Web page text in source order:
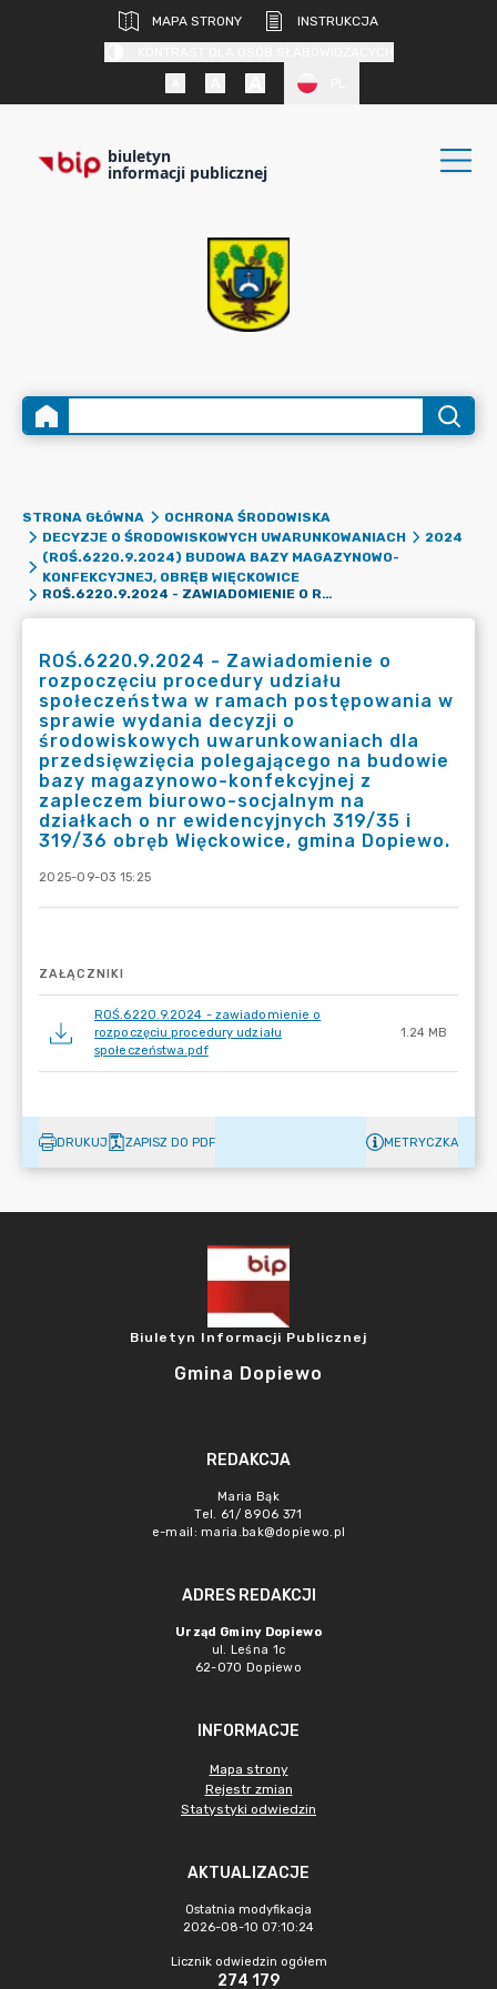
MAPA STRONY
INSTRUKCJA
biuletyn
informacji publicznej
STRONA GŁÓWNA
OCHRONA ŚRODOWISKA
DECYZJE O ŚRODOWISKOWYCH UWARUNKOWANIACH
2024
(ROŚ.6220.9.2024) BUDOWA BAZY MAGAZYNOWO-
KONFEKCYJNEJ, OBRĘB WIĘCKOWICE
ROŚ.6220.9.2024 - ZAWIADOMIENIE O ROZPOCZĘCIU PROCEDURY UDZIAŁU SPOŁECZEŃSTWA W RAMACH POSTĘPOWANIA W SPRAWIE WYDANIA DECYZJI O ŚRODOWISKOWYCH UWARUNKOWANIACH DLA PRZEDSIĘWZIĘCIA POLEGAJĄCEGO NA BUDOWIE BAZY MAGAZYNOWO-KONFEKCYJNEJ Z ZAPLECZEM BIUROWO-SOCJALNYM NA DZIAŁKACH O NR EWIDENCYJNYCH 319/35 I 319/36 OBRĘB WIĘCKOWICE, GMINA DOPIEWO.
ROŚ.6220.9.2024 - Zawiadomienie o
rozpoczęciu procedury udziału
społeczeństwa w ramach postępowania w
sprawie wydania decyzji o
środowiskowych uwarunkowaniach dla
przedsięwzięcia polegającego na budowie
bazy magazynowo-konfekcyjnej z
zapleczem biurowo-socjalnym na
działkach o nr ewidencyjnych 319/35 i
319/36 obręb Więckowice, gmina Dopiewo.
2025-09-03 15:25
ZAŁĄCZNIKI
ROŚ.6220.9.2024 - zawiadomienie o
rozpoczęciu procedury udziału
społeczeństwa.pdf
1.24 MB
DRUKUJ ZAPISZ DO PDF METRYCZKA
Biuletyn Informacji Publicznej
Gmina Dopiewo
REDAKCJA
Maria Bąk
Tel. 61/ 8906 371
e-mail: maria.bak@dopiewo.pl
ADRES REDAKCJI
Urząd Gminy Dopiewo
ul. Leśna 1c
62-070 Dopiewo
INFORMACJE
Mapa strony
Rejestr zmian
Statystyki odwiedzin
AKTUALIZACJE
Ostatnia modyfikacja
2026-08-10 07:10:24
Licznik odwiedzin ogółem
274 179